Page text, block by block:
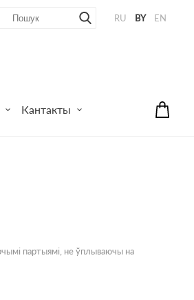
RU BY EN
Кантакты
партыямі, не ўплываючы на